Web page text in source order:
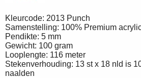
Kleurcode: 2013 Punch
Samenstelling: 100% Premium
Pendikte: 5 mm
Gewicht: 100 gram
Looplengte: 116 meter
Stekenverhouding: 13 st x 18 nld is
naalden